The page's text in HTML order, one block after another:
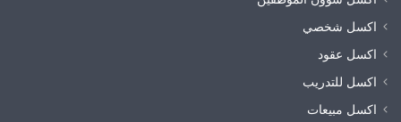
اكسل شخصي
اكسل عقود
اكسل للتدريب
اكسل مبيعات